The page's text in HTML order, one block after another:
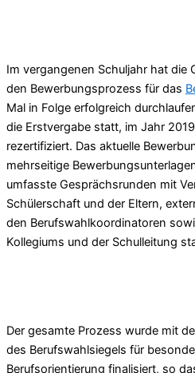
Im vergangenen Schuljahr hat die
den Bewerbungsprozess für das
Mal in Folge erfolgreich
die Erstvergabe statt, im Jahr
rezertifiziert. Das aktuelle
mehrseitige
umfasste Gesprächsrunden mit
Schülerschaft und der Eltern,
den Berufswahlkoordinatoren
Kollegiums und der Schulleitung
Der gesamte Prozess wurde mit
des Berufswahlsiegels für
Berufsorientierung finalisiert, so